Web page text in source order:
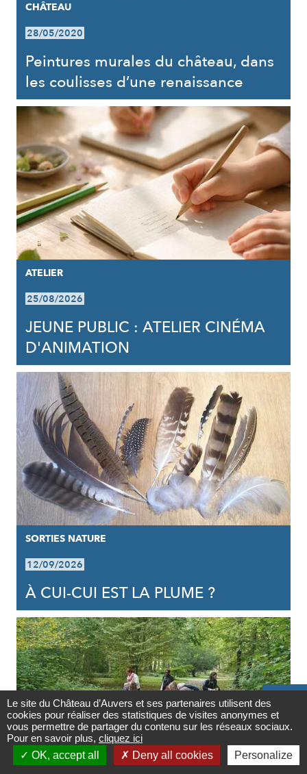
Contact

Newsletter
CHÂTEAU
28/05/2020
Peintures murales du château, dans
les coulisses d’une renaissance
ATELIER
25/08/2026
JEUNE PUBLIC : ATELIER CINÉMA
D'ANIMATION
SORTIES NATURE
12/09/2026
À CUI-CUI EST LA PLUME ?
Le site du Château d’Auvers et ses partenaires utilisent des
cookies pour réaliser des statistiques de visites anonymes et
vous permettre de partager du contenu sur les réseaux sociaux.
Pour en savoir plus, cliquez ici
OK, accept all
Deny all cookies Personalize